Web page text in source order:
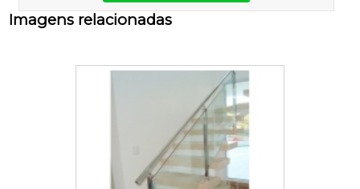
Imagens relacionadas